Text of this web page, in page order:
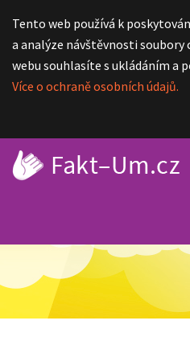
Tento web používá k
a analýze návštěvnosti
webu souhlasíte s ukládáním a
Více o ochraně osobních údajů.